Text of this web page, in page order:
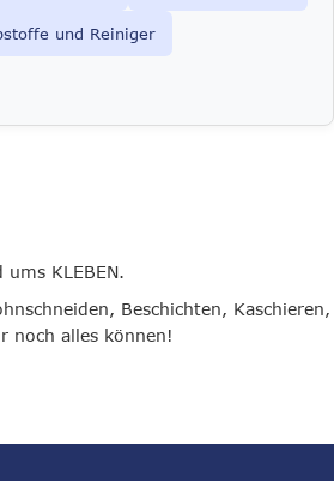
und Reiniger
KLEBEN.
Beschichten, Kaschieren,
noch alles können!